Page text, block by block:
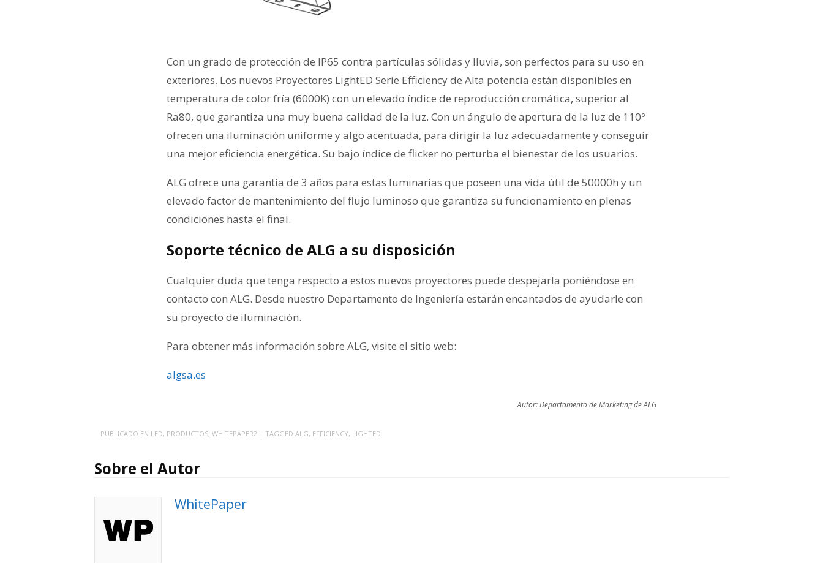
Con un grado de protección de IP65 contra partículas sólidas y lluvia, son perfectos para su uso en
exteriores. Los nuevos Proyectores LightED Serie Efficiency de Alta potencia están disponibles en
temperatura de color fría (6000K) con un elevado índice de reproducción cromática, superior al
Ra80, que garantiza una muy buena calidad de la luz. Con un ángulo de apertura de la luz de 110º
ofrecen una iluminación uniforme y algo acentuada, para dirigir la luz adecuadamente y conseguir
una mejor eficiencia energética. Su bajo índice de flicker no perturba el bienestar de los usuarios.
ALG ofrece una garantía de 3 años para estas luminarias que poseen una vida útil de 50000h y un
elevado factor de mantenimiento del flujo luminoso que garantiza su funcionamiento en plenas
condiciones hasta el final.
Soporte técnico de ALG a su disposición
Cualquier duda que tenga respecto a estos nuevos proyectores puede despejarla poniéndose en
contacto con ALG. Desde nuestro Departamento de Ingeniería estarán encantados de ayudarle con
su proyecto de iluminación.
Para obtener más información sobre ALG, visite el sitio web:
algsa.es
Autor: Departamento de Marketing de ALG
PUBLICADO EN LED, PRODUCTOS, WHITEPAPER2 | TAGGED ALG, EFFICIENCY, LIGHTED
Sobre el Autor
WhitePaper